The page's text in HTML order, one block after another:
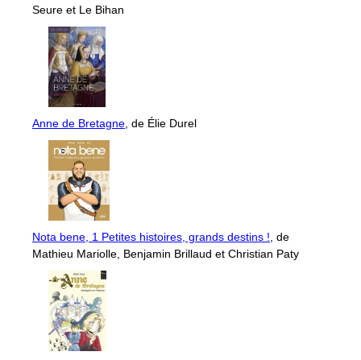
Seure et Le Bihan
Anne de Bretagne, de Élie Durel
Nota bene, 1 Petites histoires, grands destins !, de
Mathieu Mariolle, Benjamin Brillaud et Christian Paty